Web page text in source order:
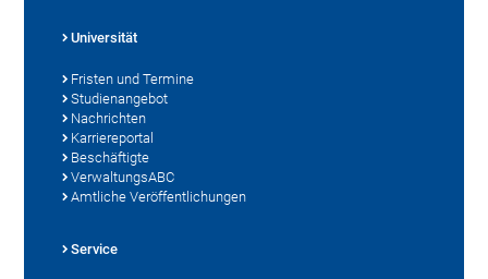
Universität
Fristen und Termine
Studienangebot
Nachrichten
Karriereportal
Beschäftigte
VerwaltungsABC
Amtliche Veröffentlichungen
Service